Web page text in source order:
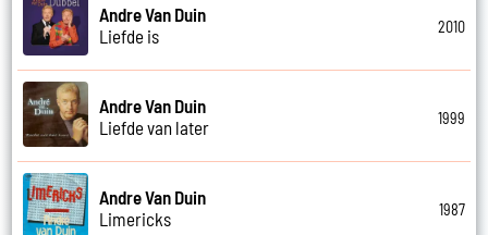
Andre Van Duin
Liefde is
2010
Andre Van Duin
Liefde van later
1999
Andre Van Duin
Limericks
1987